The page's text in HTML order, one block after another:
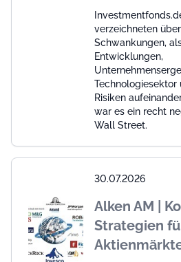
verzeichneten
Schwankungen,
Entwicklungen,
Risiken
war es ein recht
Wall Street.
30.07.2026
Alken AM |
Strategien